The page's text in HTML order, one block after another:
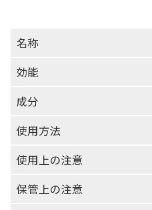
名称
効能
成分
使用方法
使用上の注意
保管上の注意